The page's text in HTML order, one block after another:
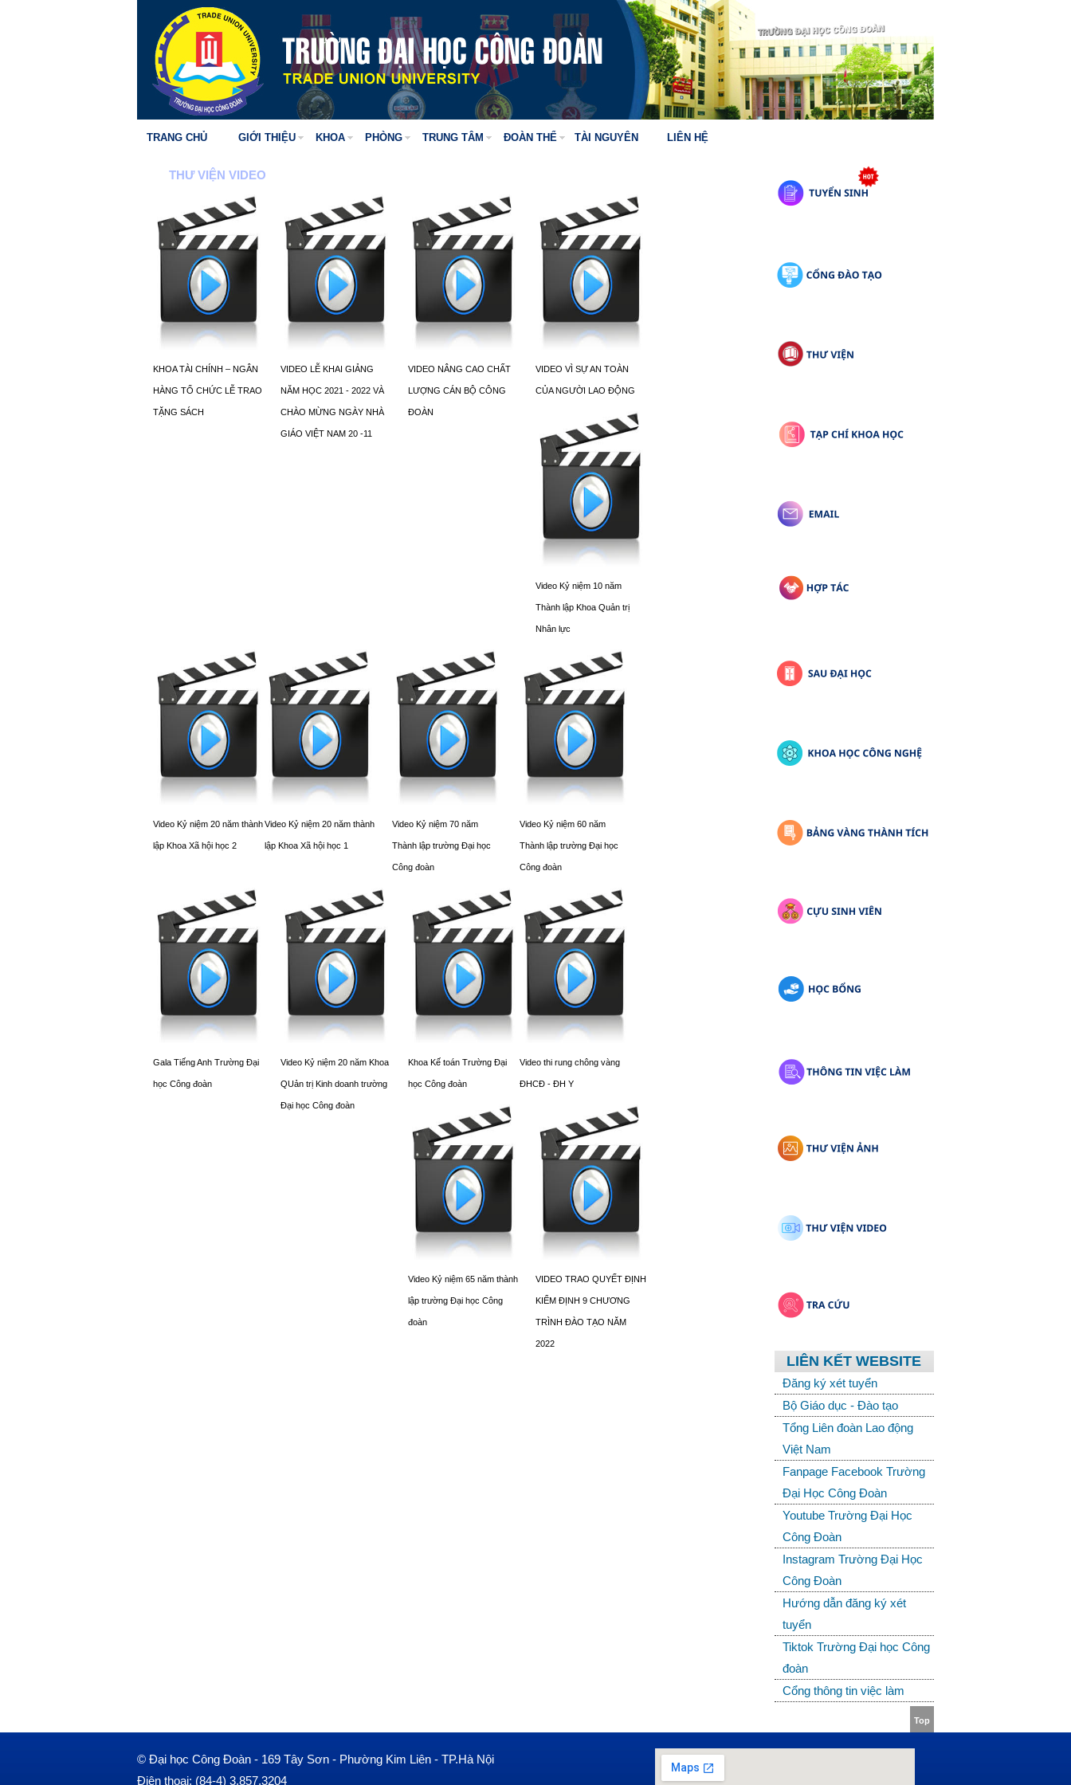
TRANG CHỦ GIỚI THIỆU KHOA PHÒNG TRUNG TÂM ĐOÀN THỂ TÀI NGUYÊN LIÊN HỆ
THƯ VIỆN VIDEO
KHOA TÀI CHÍNH – NGÂN
HÀNG TỔ CHỨC LỄ TRAO
TẶNG SÁCH
VIDEO LỄ KHAI GIẢNG
NĂM HỌC 2021 - 2022 VÀ
CHÀO MỪNG NGÀY NHÀ
GIÁO VIỆT NAM 20 -11
VIDEO NÂNG CAO CHẤT
LƯỢNG CÁN BỘ CÔNG
ĐOÀN
VIDEO VÌ SỰ AN TOÀN
CỦA NGƯỜI LAO ĐỘNG
Video Kỷ niệm 10 năm
Thành lập Khoa Quản trị
Nhân lực
Video Kỷ niệm 20 năm thành
lập Khoa Xã hội học 2
Video Kỷ niệm 20 năm thành
lập Khoa Xã hội học 1
Video Kỷ niệm 70 năm
Thành lập trường Đại học
Công đoàn
Video Kỷ niệm 60 năm
Thành lập trường Đại học
Công đoàn
Gala Tiếng Anh Trường Đại
học Công đoàn
Video Kỷ niệm 20 năm Khoa
QUản trị Kinh doanh trường
Đại học Công đoàn
Khoa Kế toán Trường Đại
học Công đoàn
Video thi rung chông vàng
ĐHCĐ - ĐH Y
Video Kỷ niệm 65 năm thành
lập trường Đại học Công
đoàn
VIDEO TRAO QUYẾT ĐỊNH
KIỂM ĐỊNH 9 CHƯƠNG
TRÌNH ĐÀO TẠO NĂM
2022
LIÊN KẾT WEBSITE
Đăng ký xét tuyển
Bộ Giáo dục - Đào tạo
Tổng Liên đoàn Lao động
Việt Nam
Fanpage Facebook Trường
Đại Học Công Đoàn
Youtube Trường Đại Học
Công Đoàn
Instagram Trường Đại Học
Công Đoàn
Hướng dẫn đăng ký xét
tuyển
Tiktok Trường Đại học Công
đoàn
Cổng thông tin việc làm
Top
© Đại học Công Đoàn - 169 Tây Sơn - Phường Kim Liên - TP.Hà Nội
Điện thoại: (84-4) 3.857.3204